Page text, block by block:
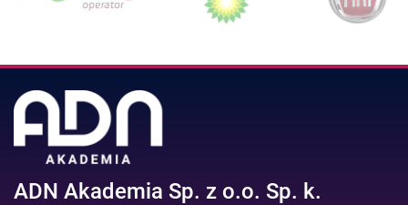
ADN Akademia Sp. z o.o. Sp. k.